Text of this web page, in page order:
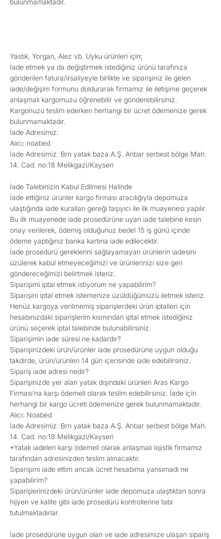
bulunmamaktadır.
Yastık, Yorgan, Alez vb. Uyku ürünleri için;
İade etmek ya da değiştirmek istediğiniz ürünü tarafınıza
gönderilen fatura/irsaliyeyle birlikte ve siparişiniz ile gelen
iade/değişim formunu doldurarak firmamız ile iletişime geçerek
anlaşmalı kargomuzu öğrenebilir ve gönderebilirsiniz.
Kargonuzu teslim ederken herhangi bir ücret ödemenize gerek
bulunmamaktadır.
İade Adresimiz:
Alıcı: noabed
İade Adresimiz: Brn yatak baza A.Ş. Anbar serbest bölge Mah.
14. Cad. no:18 Melikgazi/Kayseri
İade Talebinizin Kabul Edilmesi Halinde
İade ettiğiniz ürünler kargo firması aracılığıyla depomuza
ulaştığında iade kuralları gereği taşıyıcı ile ilk muayenesi yapılır.
Bu ilk muayenede iade prosedürüne uyan iade talebine kesin
onay verilerek, ödemiş olduğunuz bedel 15 iş günü içinde
ödeme yaptığınız banka kartına iade edilecektir.
İade prosedürü gereklerini sağlayamayan ürünlerin iadesini
üzülerek kabul etmeyeceğimizi ve ürünlerinizi size geri
göndereceğimizi belirtmek isteriz.
Siparişimi iptal etmek istiyorum ne yapabilirim?
Siparişini iptal etmek istemenize üzüldüğümüzü iletmek isteriz.
Henüz kargoya verilmemiş siparişlerdeki ürün iptalleri için
hesabınızdaki siparişlerim kısmından iptal etmek istediğiniz
ürünü seçerek iptal talebinde bulunabilirsiniz.
Siparişimin iade süresi ne kadardır?
Siparişinizdeki ürün/ürünler iade prosedürüne uygun olduğu
takdirde, ürün/ürünleri 14 gün içerisinde iade edebilirsiniz.
Sipariş iade adresi nedir?
Siparişinizde yer alan yatak dışındaki ürünleri Aras Kargo
Firması’na karşı ödemeli olarak teslim edebilirsiniz. İade için
herhangi bir kargo ücreti ödemenize gerek bulunmamaktadır.
Alıcı: Noabed
İade Adresimiz: Brn yatak baza A.Ş. Anbar serbest bölge Mah.
14. Cad. no:18 Melikgazi/Kayseri
*Yatak iadeleri karşı ödemeli olarak anlaşmalı lojistik firmamız
tarafından adresinizden teslim alınacaktır.
Siparişimi iade ettim ancak ücret hesabıma yansımadı ne
yapabilirim?
Siparişlerinizdeki ürün/ürünler iade depomuza ulaştıktan sonra
hijyen ve kalite gibi iade prosedürü kontrollerine tabi
tutulmaktadırlar.
İade prosedürüne uygun olan ve iade adresimize ulaşan sipariş